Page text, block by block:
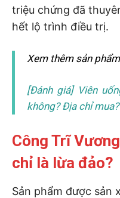
triệu chứng đã
hết lộ trình điều trị.
Xem thêm sản
[Đánh giá] Viên
không? Địa chỉ mua?
Công Trĩ
chỉ là lừa đảo?
Sản phẩm được sản